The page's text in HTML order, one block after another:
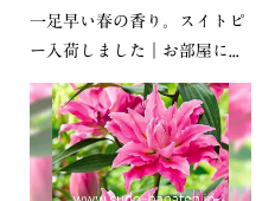
一足早い春の香り。スイトピ
ー入荷しました｜お部屋に...